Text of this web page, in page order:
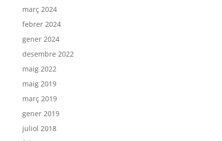
març 2024
febrer 2024
gener 2024
desembre 2022
maig 2022
maig 2019
març 2019
gener 2019
juliol 2018